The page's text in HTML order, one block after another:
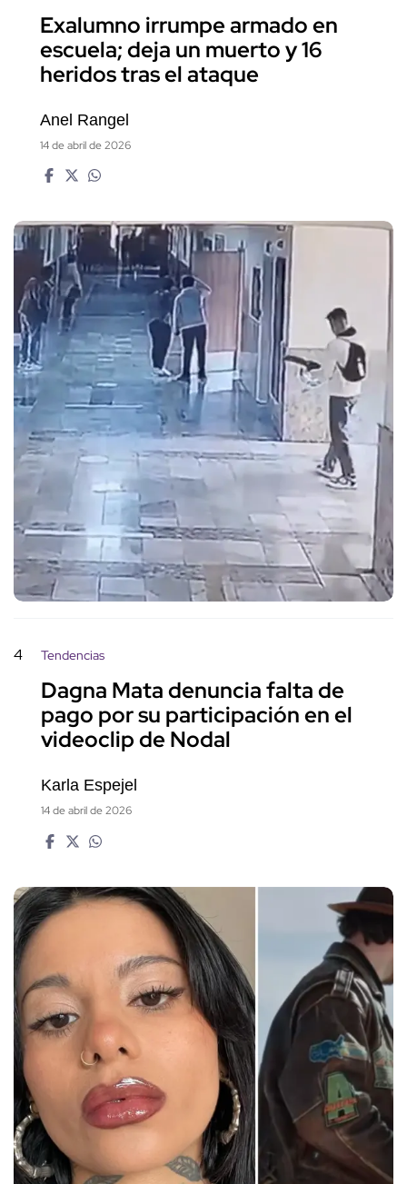
Exalumno irrumpe armado en
escuela; deja un muerto y 16
heridos tras el ataque
Anel Rangel
14 de abril de 2026
4 Tendencias
Dagna Mata denuncia falta de
pago por su participación en el
videoclip de Nodal
Karla Espejel
14 de abril de 2026